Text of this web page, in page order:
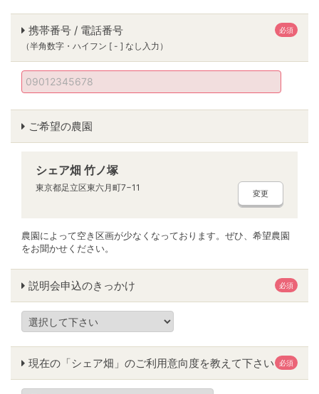
必須
携帯番号 / 電話番号
（半角数字・ハイフン [ - ] なし入力）
ご希望の農園
シェア畑 竹ノ塚
東京都足立区東六月町7−11
変更
農園によって空き区画が少なくなっております。ぜひ、希望農園
をお聞かせください。
必須
説明会申込のきっかけ
必須
現在の「シェア畑」のご利用意向度を教えて下さい